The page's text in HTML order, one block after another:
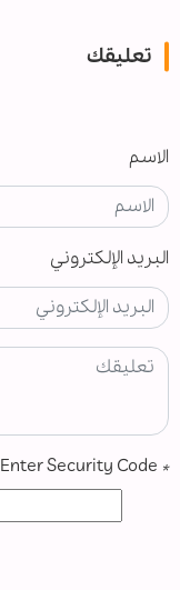
تعليقك
الاسم
البريد الإلكتروني
*